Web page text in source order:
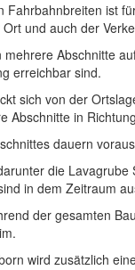
Fahrbahnbreiten ist
und auch der
Abschnitte
erreichbar sind.
sich von der
Abschnitte in
dauern
die
in dem Zeitraum
der gesamten
wird zusätzlich